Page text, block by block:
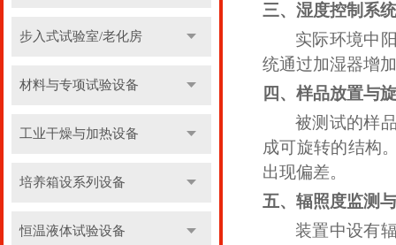
步入式试验室/老化房
材料与专项试验设备
工业干燥与加热设备
培养箱设系列设备
恒温液体试验设备
三、 湿度控制系统
实际环境中
统通过加湿器增
四、 样品放置与
被测试的样
成可旋转的结构
出现偏差。
五、 辐照度监测
装置中设有